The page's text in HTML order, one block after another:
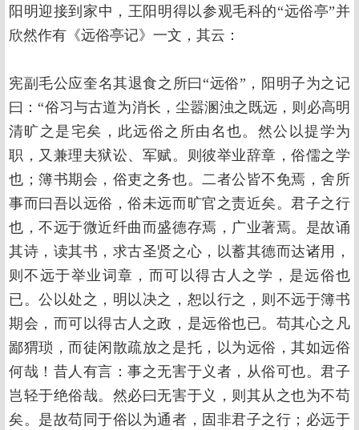
阳明迎接到家中，王阳明得以参观毛科的“远俗亭”并
欣然作有《远俗亭记》一文，其云：
宪副毛公应奎名其退食之所曰“远俗”，阳明子为之记
曰：“俗习与古道为消长，尘嚣溷浊之既远，则必高明
清旷之是宅矣，此远俗之所由名也。然公以提学为
职，又兼理夫狱讼、军赋。则彼举业辞章，俗儒之学
也；簿书期会，俗吏之务也。二者公皆不免焉，舍所
事而曰吾以远俗，俗未远而旷官之责近矣。君子之行
也，不远于微近纤曲而盛德存焉，广业著焉。是故诵
其诗，读其书，求古圣贤之心，以蓄其德而达诸用，
则不远于举业词章，而可以得古人之学，是远俗也
已。公以处之，明以决之，恕以行之，则不远于簿书
期会，而可以得古人之政，是远俗也已。苟其心之凡
鄙猬琐，而徒闲散疏放之是托，以为远俗，其如远俗
何哉！昔人有言：事之无害于义者，从俗可也。君子
岂轻于绝俗哉。然必曰无害于义，则其从之也为不苟
矣。是故苟同于俗以为通者，固非君子之行；必远于